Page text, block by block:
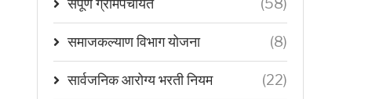
संपूर्ण ग्रामपंचायत (58)
समाजकल्याण विभाग योजना (8)
सार्वजनिक आरोग्य भरती नियम (22)